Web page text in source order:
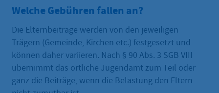
Welche Gebühren fallen an?
Die Elternbeiträge werden von den jeweiligen
Trägern (Gemeinde, Kirchen etc.) festgesetzt und
können daher variieren. Nach § 90 Abs. 3 SGB VIII
übernimmt das örtliche Jugendamt zum Teil oder
ganz die Beiträge, wenn die Belastung den Eltern